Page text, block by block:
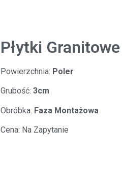
Płytki
Powierzchnia: Poler
Grubość: 3cm
Obróbka: Faza Montażowa
Cena: Na Zapytanie